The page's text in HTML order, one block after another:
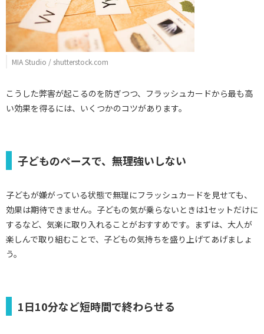
MIA Studio / shutterstock.com
こうした弊害が起こるのを防ぎつつ、フラッシュカードから最も高
い効果を得るには、いくつかのコツがあります。
子どものペースで、無理強いしない
子どもが嫌がっている状態で無理にフラッシュカードを見せても、
効果は期待できません。子どもの気が乗らないときは1セットだけに
するなど、気楽に取り入れることがおすすめです。まずは、大人が
楽しんで取り組むことで、子どもの気持ちを盛り上げてあげましょ
う。
1日10分など短時間で終わらせる